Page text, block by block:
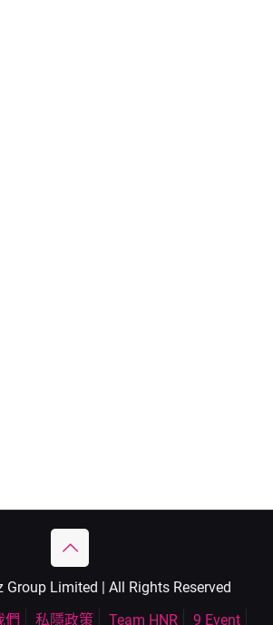
Limited | All Rights Reserved
們 私隱政策 Team HNR 9 Event